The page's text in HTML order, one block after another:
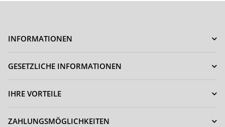
INFORMATIONEN
GESETZLICHE INFORMATIONEN
IHRE VORTEILE
ZAHLUNGSMÖGLICHKEITEN